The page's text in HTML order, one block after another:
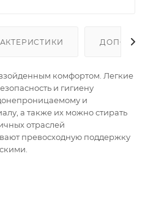
комфортом. Легкие
и гигиену
и
а также их можно стирать
отраслей
превосходную поддержку